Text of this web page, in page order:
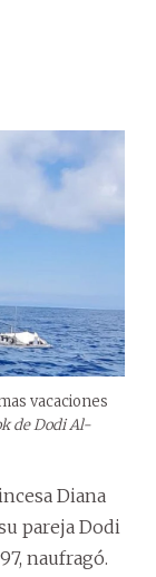
vacaciones
de Dodi Al-
Diana
pareja Dodi
naufragó.